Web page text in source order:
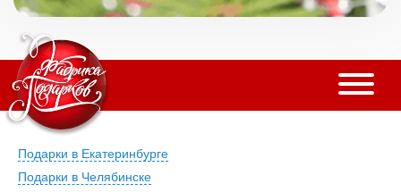
Подарки в Екатеринбурге
Подарки в Челябинске